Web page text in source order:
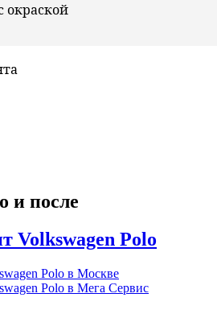
и после
Volkswagen Polo